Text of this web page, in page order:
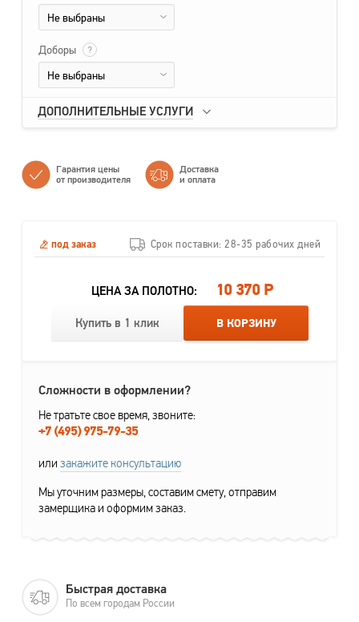
Не выбраны
Доборы ?
Не выбраны
ДОПОЛНИТЕЛЬНЫЕ УСЛУГИ
Гарантия цены
от производителя
Доставка
и оплата
под заказ Срок поставки: 28-35 рабочих дней
ЦЕНА ЗА ПОЛОТНО: 10 370 Р
Купить в 1 клик В КОРЗИНУ
Сложности в оформлении?
Не тратьте свое время, звоните:
+7 (495) 975-79-35
или закажите консультацию
Мы уточним размеры, составим смету, отправим
замерщика и оформим заказ.
Быстрая доставка
По всем городам России